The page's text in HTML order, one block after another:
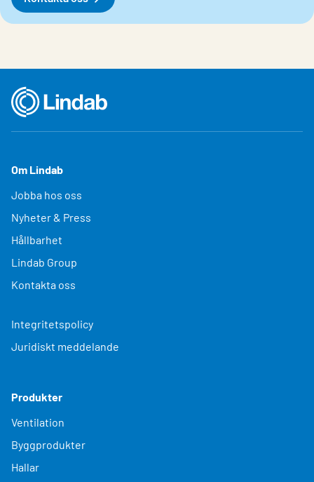
Om Lindab
Jobba hos oss
Nyheter & Press
Hållbarhet
Lindab Group
Kontakta oss
Integritetspolicy
Juridiskt meddelande
Produkter
Ventilation
Byggprodukter
Hallar